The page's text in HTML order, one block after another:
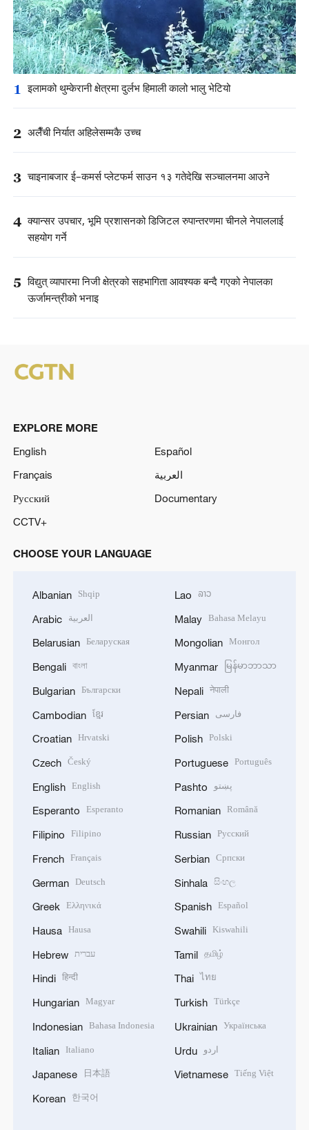
1 इलामको थुम्केरानी क्षेत्रमा दुर्लभ हिमाली कालो भालु भेटियो
2 अलैँची निर्यात अहिलेसम्मकै उच्च
3 चाइनाबजार ई–कमर्स प्लेटफर्म साउन १३ गतेदेखि सञ्चालनमा आउने
4 क्यान्सर उपचार, भूमि प्रशासनको डिजिटल रुपान्तरणमा चीनले नेपाललाई
सहयोग गर्ने
5 विद्युत् व्यापारमा निजी क्षेत्रको सहभागिता आवश्यक बन्दै गएको नेपालका
ऊर्जामन्त्रीको भनाइ
EXPLORE MORE
English
Español
Français
العربية
Русский
Documentary
CCTV+
CHOOSE YOUR LANGUAGE
Albanian Shqip
Arabic العربية
Belarusian Беларуская
Bengali বাংলা
Bulgarian Български
Cambodian ខ្មែរ
Croatian Hrvatski
Czech Český
English English
Esperanto Esperanto
Filipino Filipino
French Français
German Deutsch
Greek Ελληνικά
Hausa Hausa
Hebrew עברית
Hindi हिन्दी
Hungarian Magyar
Indonesian Bahasa Indonesia
Italian Italiano
Japanese 日本語
Korean 한국어
Lao ລາວ
Malay Bahasa Melayu
Mongolian Монгол
Myanmar မြန်မာဘာသာ
Nepali नेपाली
Persian فارسی
Polish Polski
Portuguese Português
Pashto پښتو
Romanian Română
Russian Русский
Serbian Српски
Sinhala සිංහල
Spanish Español
Swahili Kiswahili
Tamil தமிழ்
Thai ไทย
Turkish Türkçe
Ukrainian Українська
Urdu اردو
Vietnamese Tiếng Việt